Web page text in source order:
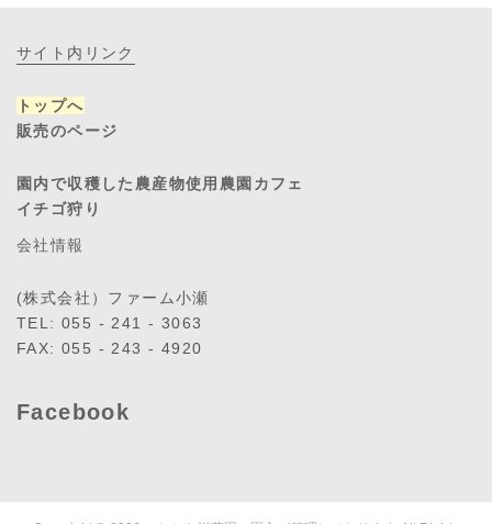
サイト内リンク
トップへ
販売のページ
園内で収穫した農産物使用農園カフェ
イチゴ狩り
会社情報
(株式会社）ファーム小瀬
TEL: 055 - 241 - 3063
FAX: 055 - 243 - 4920
Facebook